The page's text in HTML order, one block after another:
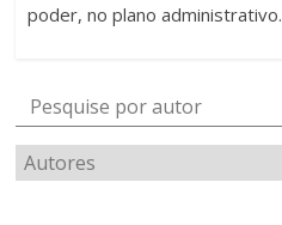
poder, no plano administrativo.
Pesquise por autor